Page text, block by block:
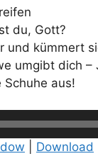
du, Gott?
und kümmert
umgibt dich –
Schuhe aus!
Download